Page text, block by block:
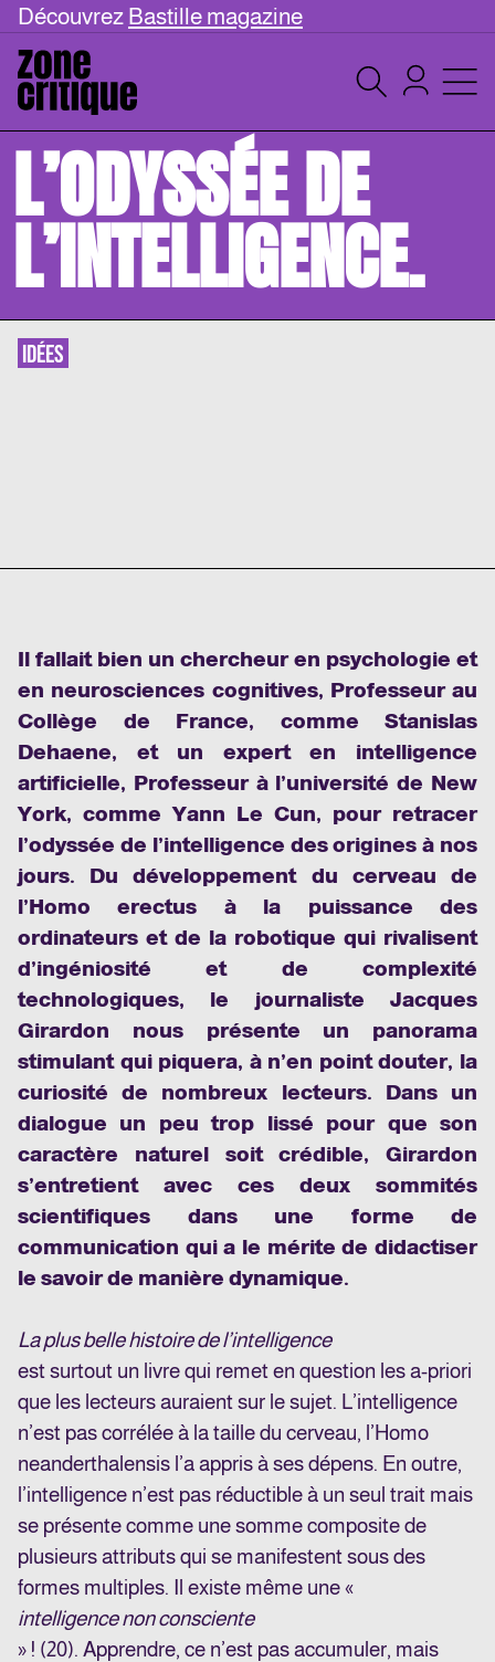
Découvrez Bastille magazine
L’ODYSSÉE DE
L’INTELLIGENCE.
IDÉES
Il fallait bien un chercheur en psychologie et
en neurosciences cognitives, Professeur au
Collège de France, comme Stanislas
Dehaene, et un expert en intelligence
artificielle, Professeur à l’université de New
York, comme Yann Le Cun, pour retracer
l’odyssée de l’intelligence des origines à nos
jours. Du développement du cerveau de
l’Homo erectus à la puissance des
ordinateurs et de la robotique qui rivalisent
d’ingéniosité et de complexité
technologiques, le journaliste Jacques
Girardon nous présente un panorama
stimulant qui piquera, à n’en point douter, la
curiosité de nombreux lecteurs. Dans un
dialogue un peu trop lissé pour que son
caractère naturel soit crédible, Girardon
s’entretient avec ces deux sommités
scientifiques dans une forme de
communication qui a le mérite de didactiser
le savoir de manière dynamique.
La plus belle histoire de l’intelligence
est surtout un livre qui remet en question les a-priori
que les lecteurs auraient sur le sujet. L’intelligence
n’est pas corrélée à la taille du cerveau, l’Homo
neanderthalensis l’a appris à ses dépens. En outre,
l’intelligence n’est pas réductible à un seul trait mais
se présente comme une somme composite de
plusieurs attributs qui se manifestent sous des
formes multiples. Il existe même une «
intelligence non consciente
» ! (20). Apprendre, ce n’est pas accumuler, mais